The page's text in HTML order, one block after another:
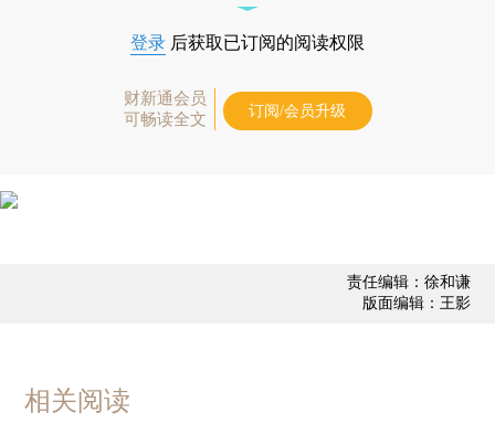
登录 后获取已订阅的阅读权限
财新通会员
可畅读全文
订阅/会员升级
责任编辑：徐和谦
版面编辑：王影
相关阅读